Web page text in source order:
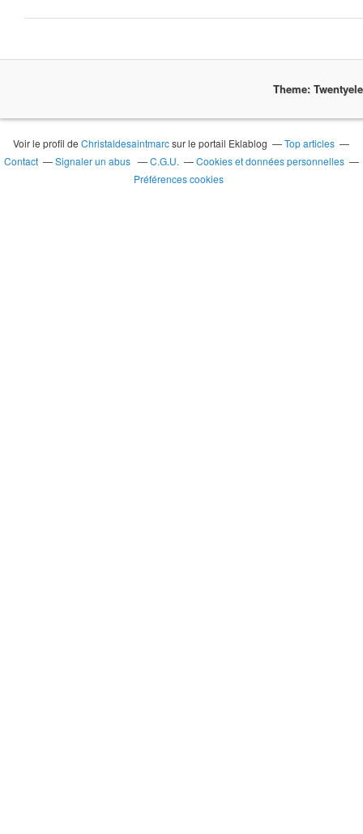
Theme:
Voir le profil deChristaldesaintmarcsur le portail Eklablog
Top articles
Contact
Signaler un abus C.G.U.
Cookies et données personnelles
Préférences cookies